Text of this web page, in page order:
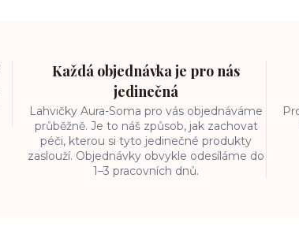
Každá objednávka je pro nás
jedinečná
Lahvičky Aura-Soma pro vás objednáváme
průběžně. Je to náš způsob, jak zachovat
péči, kterou si tyto jedinečné produkty
zaslouží. Objednávky obvykle odesíláme do
1–3 pracovních dnů.